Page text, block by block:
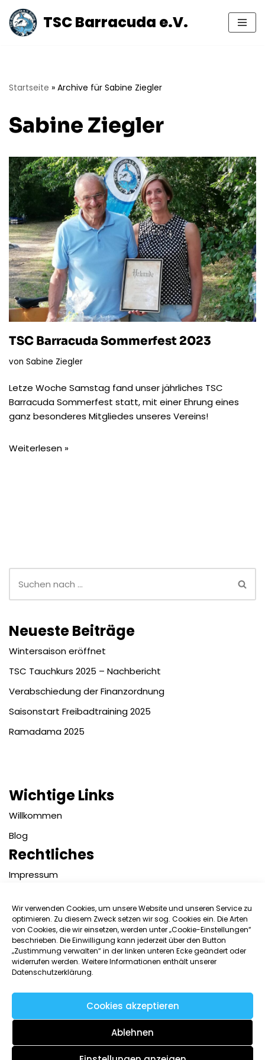
Wir verwenden Cookies, um unsere Website und unseren Service zu
optimieren. Zu diesem Zweck setzen wir sog. Cookies ein. Die Arten
von Cookies, die wir einsetzen, werden unter „Cookie-Einstellungen“
beschrieben. Die Einwilligung kann jederzeit über den Button
„Zustimmung verwalten“ in der linken unteren Ecke geändert oder
widerrufen werden. Weitere Informationen enthält unserer
Datenschutzerklärung.
Cookies akzeptieren
Ablehnen
Zum
TSC Barracuda e.V.
Startseite » Archive für Sabine Ziegler
Sabine Ziegler
TSC Barracuda Sommerfest 2023
von Sabine Ziegler
Letze Woche Samstag fand unser jährliches TSC
Barracuda Sommerfest statt, mit einer Ehrung eines
ganz besonderes Mitgliedes unseres Vereins!
Weiterlesen »
Neueste Beiträge
Wintersaison eröffnet
TSC Tauchkurs 2025 – Nachbericht
Verabschiedung der Finanzordnung
Saisonstart Freibadtraining 2025
Ramadama 2025
Wichtige Links
Willkommen
Blog
Rechtliches
Impressum
Kontakt
Benutzername: